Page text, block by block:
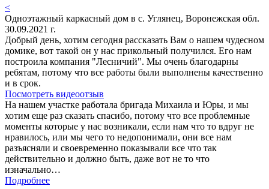
<
Одноэтажный каркасный дом в с. Углянец, Воронежская обл.
30.09.2021 г.
Добрый день, хотим сегодня рассказать Вам о нашем чудесном
домике, вот такой он у нас прикольный получился. Его нам
построила компания "Лесничий". Мы очень благодарны
ребятам, потому что все работы были выполнены качественно
и в срок.
Посмотреть видеоотзыв
На нашем участке работала бригада Михаила и Юры, и мы
хотим еще раз сказать спасибо, потому что все проблемные
моменты которые у нас возникали, если нам что то вдруг не
нравилось, или мы чего то недопонимали, они все нам
разъясняли и своевременно показывали все что так
действительно и должно быть, даже вот не то что
изначально…
Подробнее